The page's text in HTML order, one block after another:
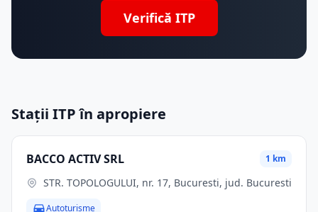
Verifică ITP
Stații ITP în apropiere
BACCO ACTIV SRL 1 km
STR. TOPOLOGULUI, nr. 17, Bucuresti, jud. Bucuresti
Autoturisme